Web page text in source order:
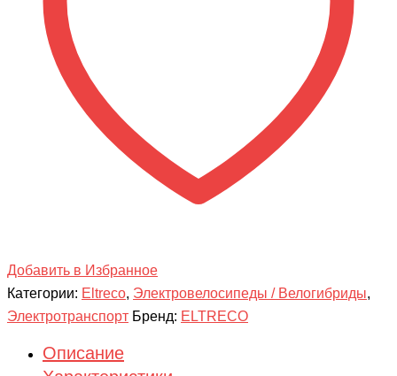
Добавить в Избранное
Категории: Eltreco, Электровелосипеды / Велогибриды,
Электротранспорт Бренд: ELTRECO
Описание